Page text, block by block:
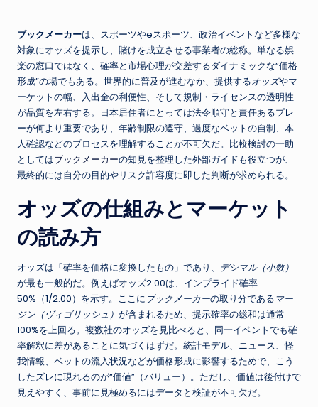
ブックメーカーは、スポーツやeスポーツ、政治イベントなど多様な
対象にオッズを提示し、賭けを成立させる事業者の総称。単なる娯
楽の窓口ではなく、確率と市場心理が交差するダイナミックな“価格
形成”の場でもある。世界的に普及が進むなか、提供するオッズやマ
ーケットの幅、入出金の利便性、そして規制・ライセンスの透明性
が品質を左右する。日本居住者にとっては法令順守と責任あるプレ
ーが何より重要であり、年齢制限の遵守、過度なベットの自制、本
人確認などのプロセスを理解することが不可欠だ。比較検討の一助
としてはブックメーカーの知見を整理した外部ガイドも役立つが、
最終的には自分の目的やリスク許容度に即した判断が求められる。
オッズの仕組みとマーケット
の読み方
オッズは「確率を価格に変換したもの」であり、
デシマル（小数）
が最も一般的だ。例えばオッズ2.00は、インプライド確率
50%（1/2.00）を示す。ここに ブックメーカーの取り分であるマー
ジン（ヴィゴリッシュ） が含まれるため、提示確率の総和は通常
100%を上回る。複数社のオッズを見比べると、同一イベントでも確
率解釈に差があることに気づくはずだ。統計モデル、ニュース、怪
我情報、ベットの流入状況などが価格形成に影響するためで、こう
したズレに現れるのが“価値”（バリュー）。ただし、価値は後付けで
見えやすく、事前に見極めるにはデータと検証が不可欠だ。